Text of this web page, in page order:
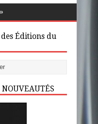
Éditions du